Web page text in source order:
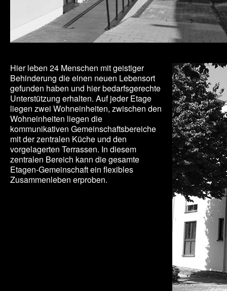
Hier leben 24 Menschen mit geistiger
Behinderung die einen neuen Lebensort
gefunden haben und hier bedarfsgerechte
Unterstützung erhalten. Auf jeder Etage
liegen zwei Wohneinheiten, zwischen den
Wohneinheiten liegen die
kommunikativen Gemeinschaftsbereiche
mit der zentralen Küche und den
vorgelagerten Terrassen. In diesem
zentralen Bereich kann die ge­samte
Etagen-Gemeinschaft ein flexibles
Zusammenleben erproben.